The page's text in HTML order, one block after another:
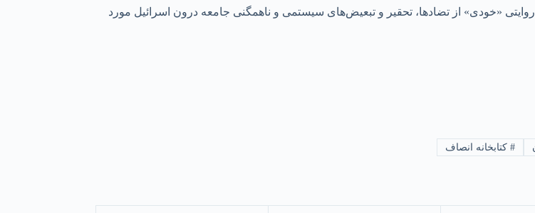
«خودی» از تضادها، تحقیر و تبعیض‌های سیستمی و ناهمگنی جامعه درون اسرائیل مورد
#کتابخانه انصاف